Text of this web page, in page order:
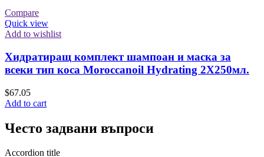
Compare
Quick view
Add to wishlist
Хидратиращ комплект шампоан и маска за
всеки тип коса Moroccanoil Hydrating 2Х250мл.
$67.05
Add to cart
Често задвани въпроси
Accordion title